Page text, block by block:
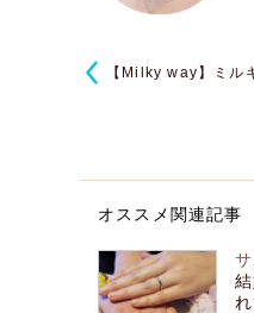
【Milky way】ミ
オススメ関連記事